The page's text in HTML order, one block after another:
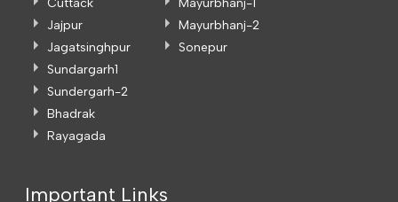
Jajpur
Jagatsinghpur
Mayurbhanj-2
Sonepur
Sundargarh1
Sundergarh-2
Bhadrak
Rayagada
Important Links